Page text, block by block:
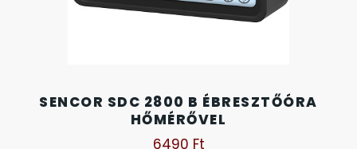
SENCOR SDC 2800 B ÉBRESZTŐÓRA
HŐMÉRŐVEL
6490 Ft